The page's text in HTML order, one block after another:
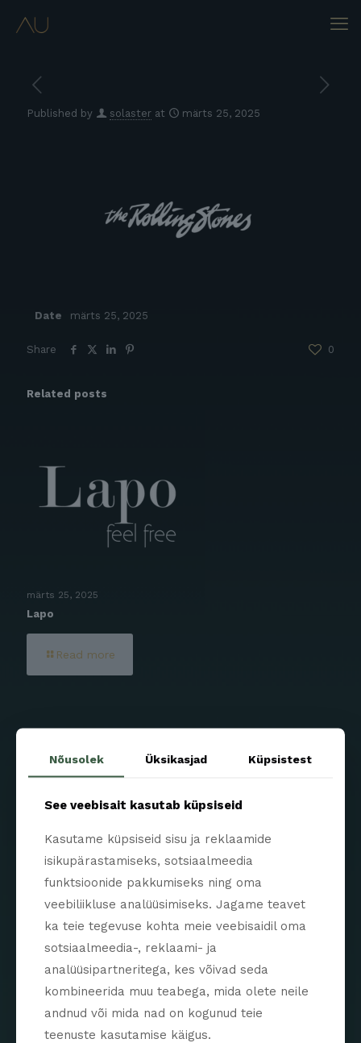
Published by solaster at märts 25, 2025
Date märts 25, 2025
Share 0
Related posts
märts 25, 2025
Lapo
Read more
märts 25, 2025
Eleven
Nõusolek Üksikasjad Küpsistest
See veebisait kasutab küpsiseid
Kasutame küpsiseid sisu ja reklaamide
isikupärastamiseks, sotsiaalmeedia
funktsioonide pakkumiseks ning oma
veebiliikluse analüüsimiseks. Jagame teavet
ka teie tegevuse kohta meie veebisaidil oma
sotsiaalmeedia-, reklaami- ja
analüüsipartneritega, kes võivad seda
kombineerida muu teabega, mida olete neile
andnud või mida nad on kogunud teie
teenuste kasutamise käigus.